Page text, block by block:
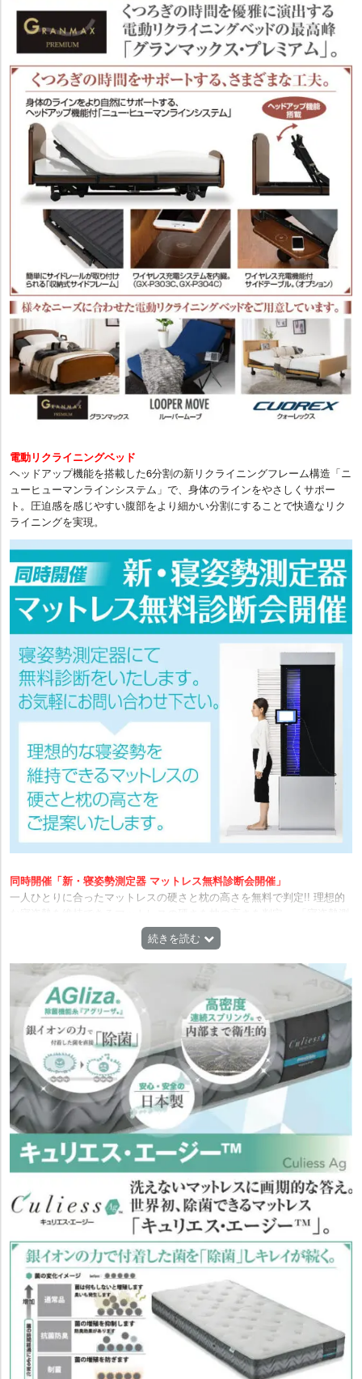
電動リクライニングベッド
ヘッドアップ機能を搭載した6分割の新リクライニングフレーム構造「ニ
ューヒューマンラインシステム」で、身体のラインをやさしくサポー
ト。圧迫感を感じやすい腹部をより細かい分割にすることで快適なリク
ライニングを実現。
同時開催「新・寝姿勢測定器 マットレス無料診断会開催」
一人ひとりに合ったマットレスの硬さと枕の高さを無料で判定!! 理想的
定機」は、後頭部から首、背中、腰、臀部までのバックライン、および
身長・体重をコンピュータが瞬時に自動測定し、ご自身に合うマットレ
スの硬さ（ハード・ミディアム・ソフト）や、枕の高さを判定します。
測定されたお客様のデータから、実際にマットレスに寝た時に最適な、
マットレス、枕を店舗スタッフがご案内いたします。
続きを読む